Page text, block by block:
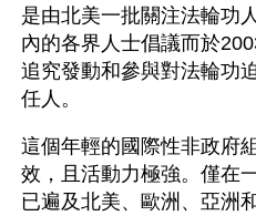
是由北美一批關注法輪功
內的各界人士倡議而於
追究發動和參與對法輪功
任人。
這個年輕的國際性非政府
效，且活動力極強。僅在
已遍及北美、歐洲、亞洲